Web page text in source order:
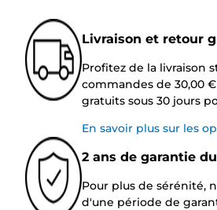
Livraison et retour
Profitez de la livraison
commandes de 30,00
gratuits sous 30 jours
En savoir plus sur les
2 ans de garantie
Pour plus de sérénité,
d'une période de